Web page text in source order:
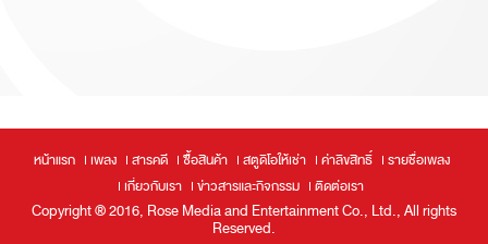
หน้าแรก เพลง สารคดี ซื้อสินค้า สตูดิโอให้เช่า ค่าลิขสิทธิ์
รายชื่อเพลง
เกี่ยวกับเรา
ข่าวสารและกิจกรรม ติดต่อเรา
Copyright ® 2016, Rose Media and Entertainment Co., Ltd., All rights
Reserved.